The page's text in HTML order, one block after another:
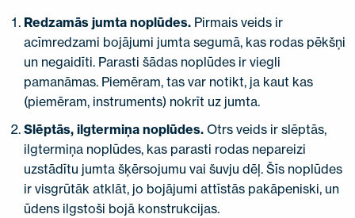
Redzamās jumta noplūdes. Pirmais veids ir
acīmredzami bojājumi jumta segumā, kas rodas pēkšņi
un negaidīti. Parasti šādas noplūdes ir viegli
pamanāmas. Piemēram, tas var notikt, ja kaut kas
(piemēram, instruments) nokrīt uz jumta.
Slēptās, ilgtermiņa noplūdes. Otrs veids ir slēptās,
ilgtermiņa noplūdes, kas parasti rodas nepareizi
uzstādītu jumta šķērsojumu vai šuvju dēļ. Šīs noplūdes
ir visgrūtāk atklāt, jo bojājumi attīstās pakāpeniski, un
ūdens ilgstoši bojā konstrukcijas.